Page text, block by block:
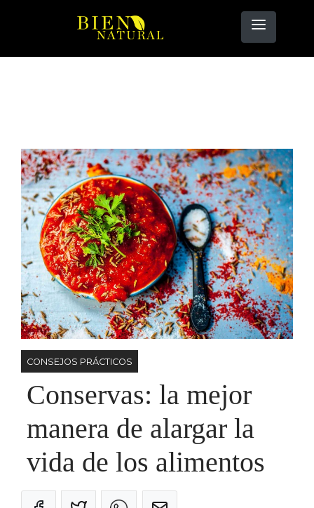
CONSEJOS PRÁCTICOS
Conservas: la mejor
manera de alargar la
vida de los alimentos